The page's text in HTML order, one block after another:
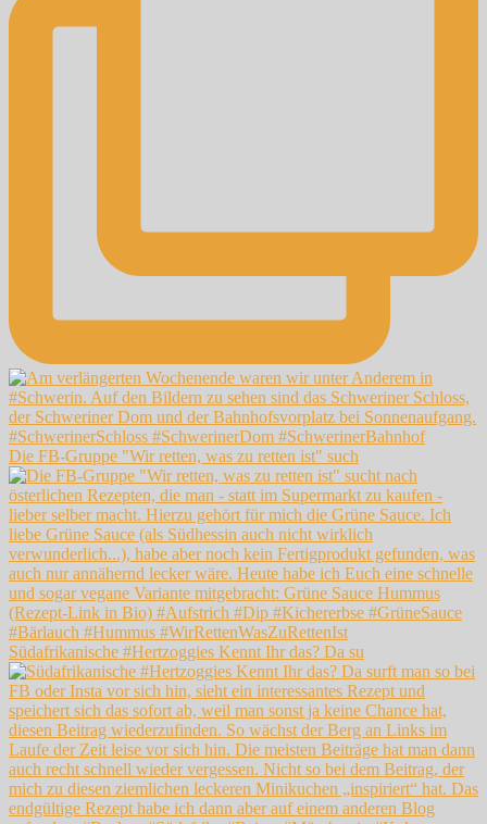
Die FB-Gruppe "Wir retten, was zu retten ist" such
Südafrikanische #Hertzoggies Kennt Ihr das? Da su